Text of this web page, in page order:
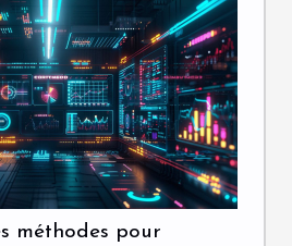
méthodes pour